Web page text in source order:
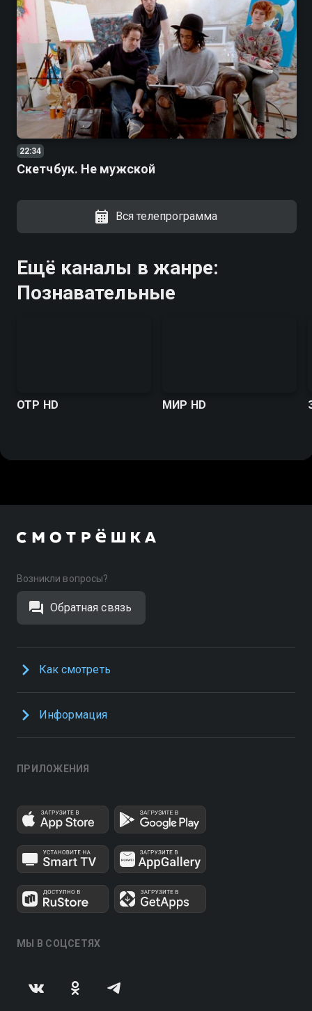
22:34
Скетчбук. Не мужской
Вся телепрограмма
Ещё каналы в жанре:
Познавательные
ОТР HD МИР HD
Возникли вопросы?
Обратная связь
Как смотреть
Информация
ПРИЛОЖЕНИЯ
МЫ В СОЦСЕТЯХ